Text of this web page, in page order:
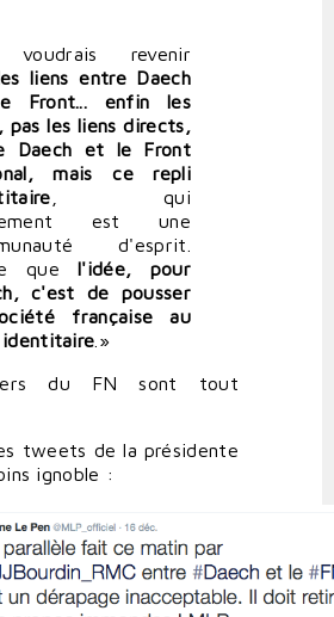
voudrais revenir
liens entre Daech
Front... enfin les
pas les liens directs,
Daech et le Front
mais ce repli
, qui
est une
d'esprit.
quel'idée, pour
c'est de pousser
française au
.»
du FN sont tout
tweets de la présidente
ignoble :